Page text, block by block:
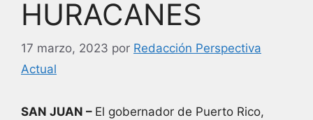
HURACANES
17 marzo, 2023 por Redacción Perspectiva
Actual
SAN JUAN – El gobernador de Puerto Rico,